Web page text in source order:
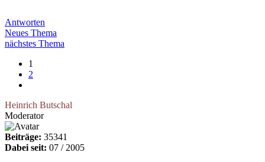
Antworten
Neues Thema
nächstes Thema
1
2
Heinrich Butschal
Moderator
Beiträge: 35341
Dabei seit: 07 / 2005